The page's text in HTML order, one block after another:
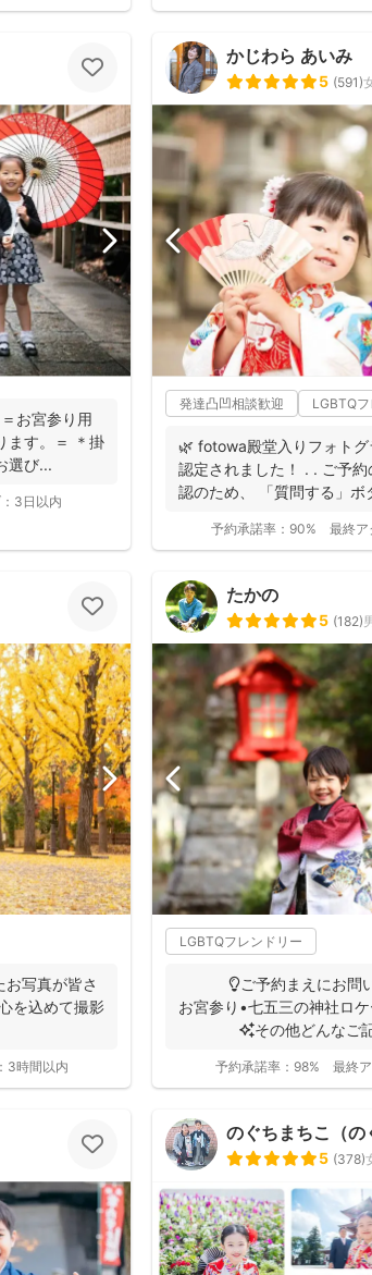
お宮参り用
ます。＝ ＊掛
選び...
3日以内
かじわら あいみ
5 (591)
発達凸凹相談歓迎 LGBTQ
🌿 fotowa殿堂入りフォト
認定されました！ . . ご予
認のため、 「質問する」ボ
予約承諾率： 90% 最終ア
写真が皆さ
を込めて撮影
3時間以内
たかの
5 (182)
LGBTQフレンドリー
💡ご予約まえにお問
お宮参り•七五三の神社ロ
✨その他どんなご
予約承諾率： 98% 最終
のぐちまちこ（の
5 (378)